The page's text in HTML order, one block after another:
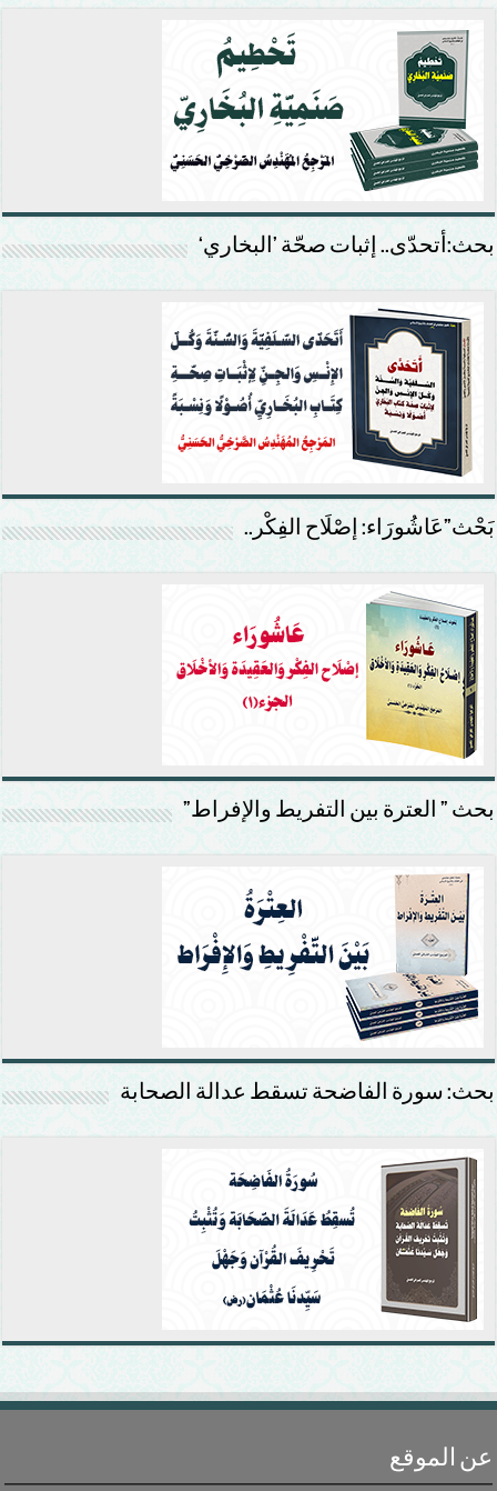
بحث:أتحدّى.. إثبات صحّة ’البخاري‘
بَحْث”عَاشُورَاء: إصْلَاح الفِكْر..
بحث ” العترة بين التفريط والإفراط”
بحث: سورة الفاضحة تسقط عدالة الصحابة
عن الموقع